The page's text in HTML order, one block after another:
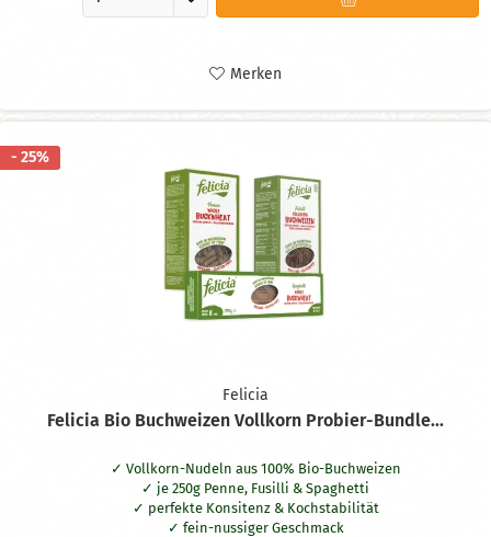
Merken
- 25%
Felicia
Felicia Bio Buchweizen Vollkorn Probier-Bundle...
Vollkorn-Nudeln aus 100% Bio-Buchweizen
je 250g Penne, Fusilli & Spaghetti
perfekte Konsitenz & Kochstabilität
fein-nussiger Geschmack